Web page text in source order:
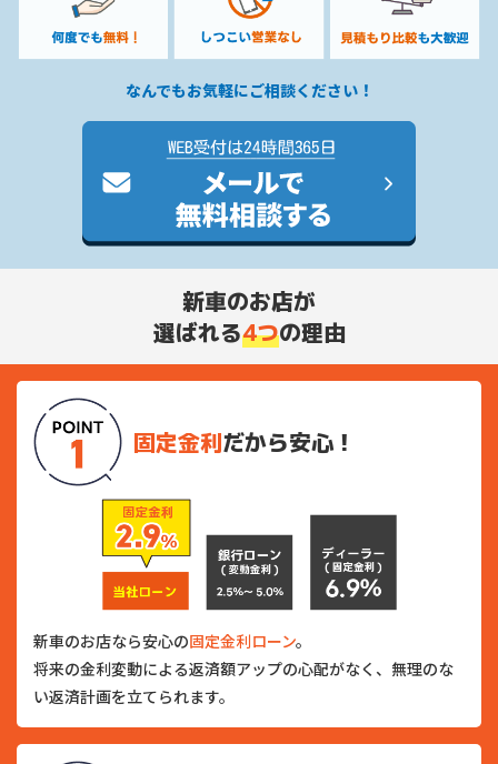
なんでもお気軽にご相談ください！
新車のお店が
選ばれる4つの理由
固定金利だから安心！
新車のお店なら安心の固定金利ローン。
将来の金利変動による返済額アップの心配がなく、無理のな
い返済計画を立てられます。